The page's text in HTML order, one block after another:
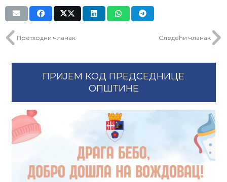
Претходни чланак Следећи чланак
ПРИЈЕМ КОД ПРЕДСЕДНИЦЕ
ОПШТИНЕ